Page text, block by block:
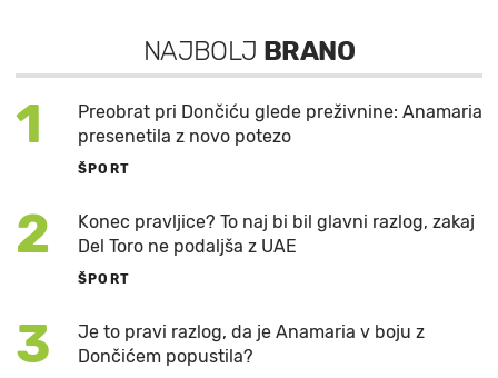
NAJBOLJ BRANO
1
Preobrat pri Dončiću glede preživnine: Anamaria
presenetila z novo potezo
ŠPORT
2
Konec pravljice? To naj bi bil glavni razlog, zakaj
Del Toro ne podaljša z UAE
ŠPORT
3
Je to pravi razlog, da je Anamaria v boju z
Dončićem popustila?